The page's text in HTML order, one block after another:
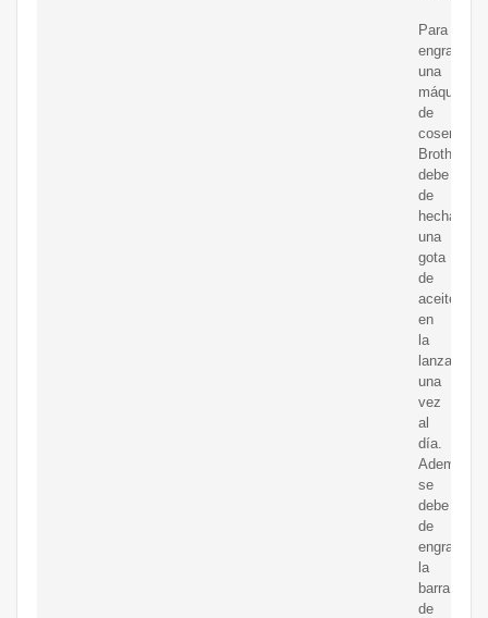
Para
engrasar
una
máquina
de
coser
Brother
debe
de
hechar
una
gota
de
aceite
en
la
lanzadera
una
vez
al
día.
Además
se
debe
de
engrasar
la
barra
de